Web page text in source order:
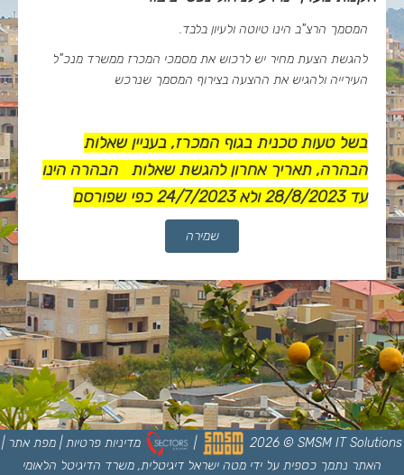
המסמך הרצ"ב הינו טיוטה ולעיון בלבד.
להגשת הצעת מחיר יש לרכוש את מסמכי המכרז ממשרד מנכ"ל
העירייה ולהגיש את ההצעה בצירוף המסמך שנרכש
בשל טעות טכנית בגוף המכרז, בעניין שאלות
הבהרה, תאריך אחרון להגשת שאלות הבהרה הינו
עד 28/8/2023 ולא 24/7/2023 כפי שפורסם
שמירה
SMSM IT Solutions
©
2026
| מדיניות פרטיות|מפת אתר |
האתר נתמך כספית על ידי מטה ישראל דיגיטלית, משרד הדיגיטל הלאומי